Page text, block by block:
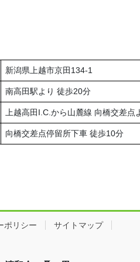
新潟県上越市京田134-1
南高田駅より 徒歩20分
上越高田I.C.から山麓線 向橋交差点
向橋交差点停留所下車 徒歩10分
ポリシー サイトマップ